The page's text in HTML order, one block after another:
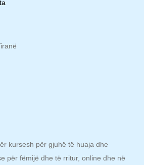
kursesh për gjuhë të huaja dhe
për fëmijë dhe të rritur, online dhe në